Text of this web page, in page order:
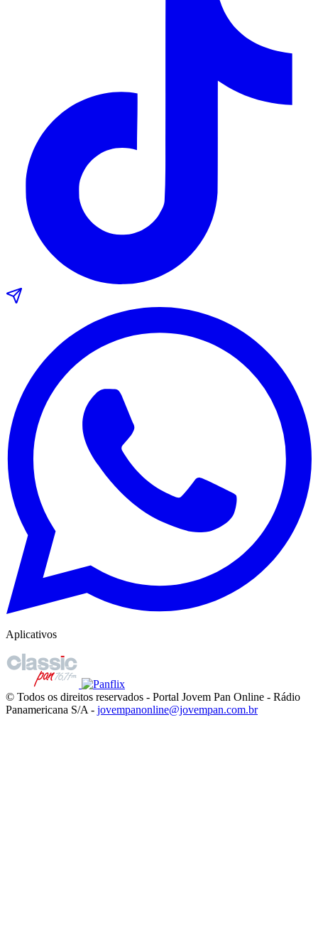
Aplicativos
© Todos os direitos reservados - Portal Jovem Pan Online - Rádio
Panamericana S/A - jovempanonline@jovempan.com.br